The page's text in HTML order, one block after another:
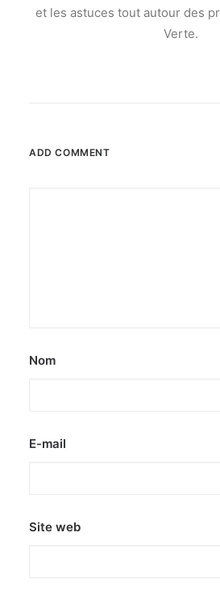
et les astuces tout autour des
Verte.
ADD COMMENT
Nom
E-mail
Site web